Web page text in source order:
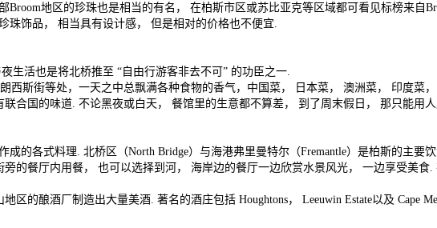
地区的珍珠也是相当的有名， 在柏斯市区或苏比亚克等区域都可看见标榜来自
饰品， 相当具有设计感， 但是相对的价格也不便宜.
生活也是将北桥推至 “自由行游客非去不可” 的功臣之一.
西斯街等处，一天之中总飘满各种食物的香气，中国菜， 日本菜， 澳洲菜， 印度菜
合国的味道. 不论黑夜或白天， 餐馆里的生意都不算差， 到了周末假日， 那只能用人
的各式料理. 北桥区（North Bridge）与海港弗里曼特尔（Fremantle）是柏斯的主
的餐厅内用餐， 也可以选择到河， 海岸边的餐厅一边欣赏水景风光， 一边享受美
区的酿酒厂制造出大量美酒. 著名的酒庄包括 Houghtons， Leeuwin Estate以及 Cape